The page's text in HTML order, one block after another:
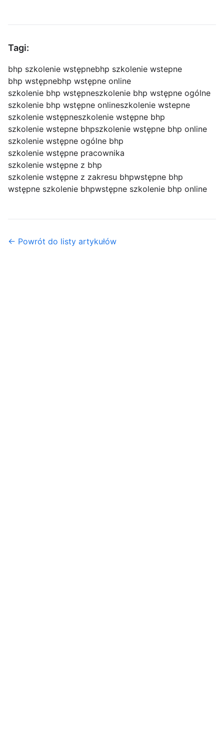
Tagi:
bhp szkolenie wstępnebhp szkolenie wstepne
bhp wstępnebhp wstępne online
szkolenie bhp wstępneszkolenie bhp wstępne ogólne
szkolenie bhp wstępne onlineszkolenie wstepne
szkolenie wstępneszkolenie wstępne bhp
szkolenie wstepne bhpszkolenie wstępne bhp online
szkolenie wstępne ogólne bhp
szkolenie wstępne pracownika
szkolenie wstępne z bhp
szkolenie wstępne z zakresu bhpwstępne bhp
wstępne szkolenie bhpwstępne szkolenie bhp online
← Powrót do listy artykułów